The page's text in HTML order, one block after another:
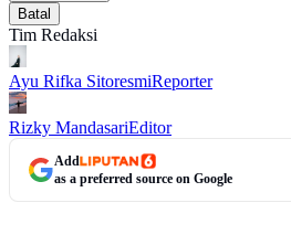
Batal
Tim Redaksi
Ayu Rifka SitoresmiReporter
Rizky MandasariEditor
Add
as a preferred source on Google